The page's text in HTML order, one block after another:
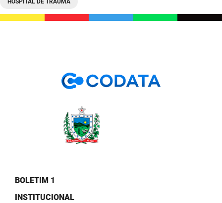
HOSPITAL DE TRAUMA
BOLETIM 1
INSTITUCIONAL